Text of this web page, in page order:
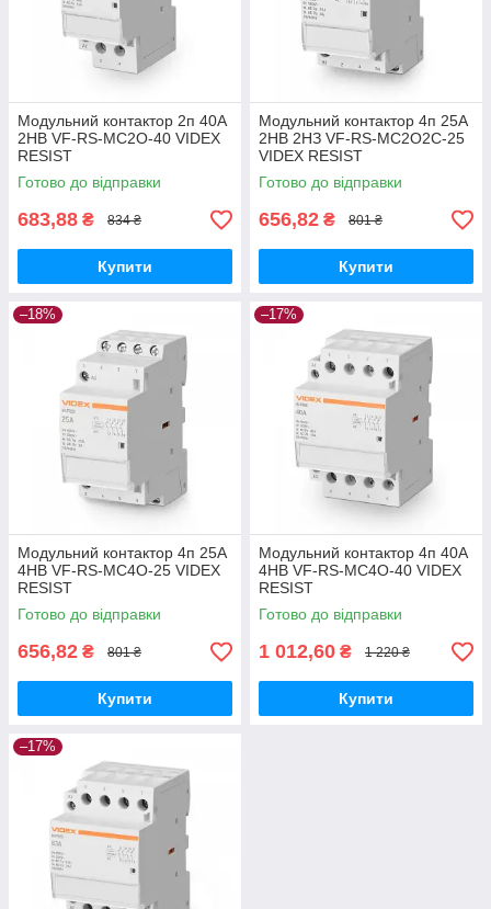
Модульний контактор 2п 40А
2НВ VF-RS-MC2O-40 VIDEX
RESIST
Готово до відправки
683,88 ₴ 834 ₴
Купити
Модульний контактор 4п 25А
2НВ 2НЗ VF-RS-MC2O2C-25
VIDEX RESIST
Готово до відправки
656,82 ₴ 801 ₴
Купити
–18%
Модульний контактор 4п 25А
4НВ VF-RS-MC4O-25 VIDEX
RESIST
Готово до відправки
656,82 ₴ 801 ₴
Купити
–17%
Модульний контактор 4п 40А
4НВ VF-RS-MC4O-40 VIDEX
RESIST
Готово до відправки
1 012,60 ₴ 1 220 ₴
Купити
–17%